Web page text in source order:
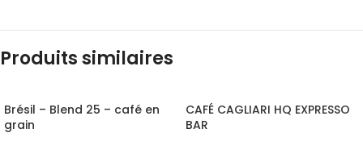
Produits similaires
Brésil – Blend 25 – café en
grain
CAFÉ CAGLIARI HQ EXPRESSO
BAR